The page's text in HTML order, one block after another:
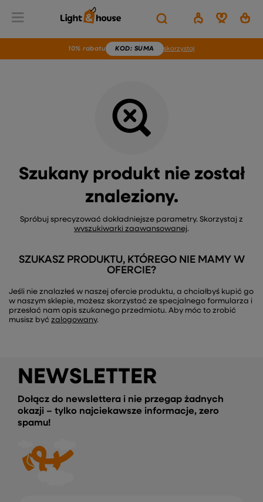
10% rabatu KOD: SUMA skorzystaj
Home Brak produktu
Szukany produkt nie został
znaleziony.
Spróbuj sprecyzować dokładniejsze parametry. Skorzystaj z
wyszukiwarki zaawansowanej.
SZUKASZ PRODUKTU, KTÓREGO NIE MAMY W
OFERCIE?
Jeśli nie znalazłeś w naszej ofercie produktu, a chciałbyś kupić go
w naszym sklepie, możesz skorzystać ze specjalnego formularza i
przesłać nam opis szukanego przedmiotu. Aby móc to zrobić
musisz być zalogowany.
NEWSLETTER
Dołącz do newslettera i nie przegap żadnych
okazji – tylko najciekawsze informacje, zero
spamu!